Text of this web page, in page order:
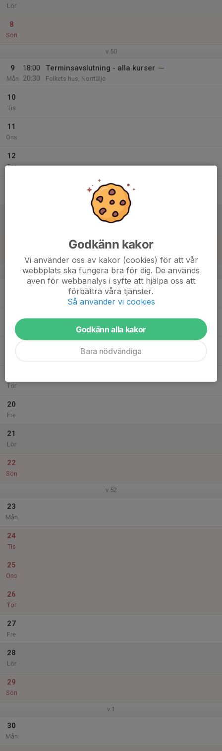
Lör
8
Sön
v.50
9
Mån
18:00
20:30
Terminsavslutning - alla kurser
Folkets hus, Norrtälje
10
Tis
11
Ons
12
Tor
v.51
Tis
Tor
20
Fre
21
Lör
22
Sön
v.52
23
Mån
24
Tis
25
Ons
26
Tor
27
Fre
28
Lör
29
Sön
v.1
30
Mån
Godkänn kakor
Vi använder oss av kakor (cookies) för att vår
webbplats ska fungera bra för dig. De används
även för webbanalys i syfte att hjälpa oss att
förbättra våra tjänster.
Så använder vi cookies
Godkänn alla kakor
Bara nödvändiga